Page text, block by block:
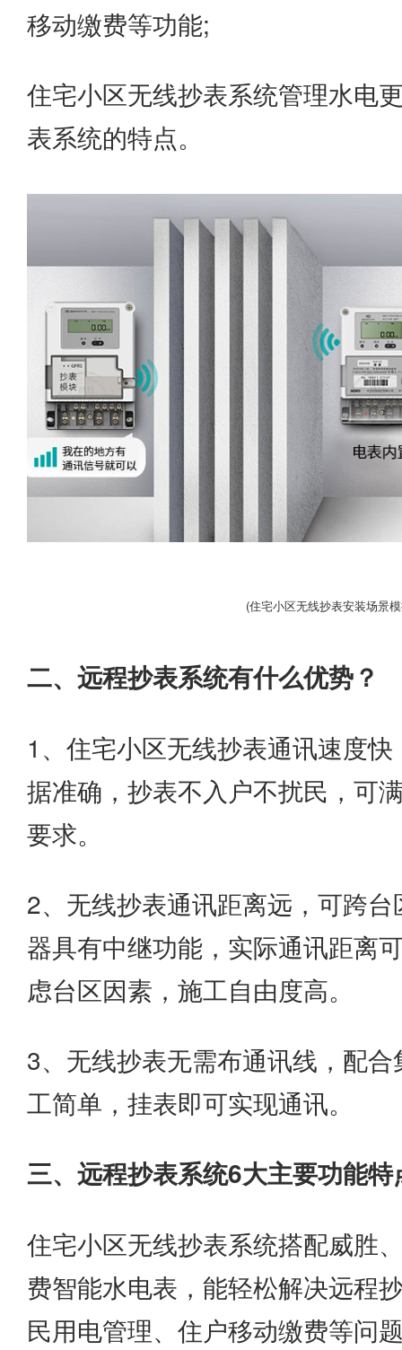
移动缴费等功能;
住宅小区无线抄表系统管理水电
表系统的特点。
(住宅小区无线抄表安装场景
二、远程抄表系统有什么优势？
1、住宅小区无线抄表通讯速度
据准确，抄表不入户不扰民，可
要求。
2、无线抄表通讯距离远，可跨
器具有中继功能，实际通讯距离
虑台区因素，施工自由度高。
3、无线抄表无需布通讯线，配
工简单，挂表即可实现通讯。
三、远程抄表系统6大主要功能特
住宅小区无线抄表系统搭配威胜
费智能水电表，能轻松解决远程
民用电管理、住户移动缴费等问